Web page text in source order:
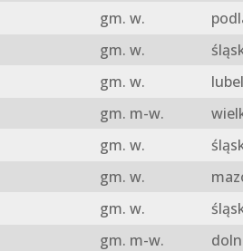
gm. w.
gm. w.
gm. w.
gm. m-w.
gm. w.
gm. w.
gm. w.
gm. m-w.